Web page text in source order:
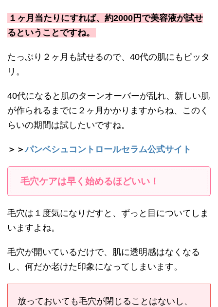
１ヶ月当たりにすれば、約2000円で美容液が試せ
るということですね。
たっぷり２ヶ月も試せるので、40代の肌にもピッタ
リ。
40代になると肌のターンオーバーが乱れ、新しい肌
が作られるまでに２ヶ月かかりますからね、このく
らいの期間は試したいですね。
＞＞パンベシュコントロールセラム公式サイト
毛穴ケアは早く始めるほどいい！
毛穴は１度気になりだすと、ずっと目についてしま
いますよね。
毛穴が開いているだけで、肌に透明感はなくなる
し、何だか老けた印象になってしまいます。
放っておいても毛穴が閉じることはないし、